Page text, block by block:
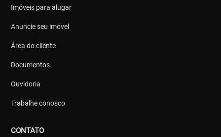
Imóveis para alugar
Anuncie seu imóvel
Área do cliente
Documentos
Ouvidoria
Trabalhe conosco
CONTATO